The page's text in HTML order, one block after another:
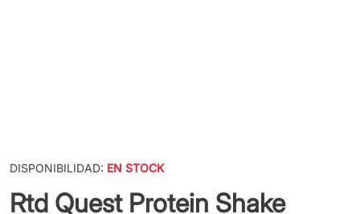
DISPONIBILIDAD: EN STOCK
Rtd Quest Protein Shake